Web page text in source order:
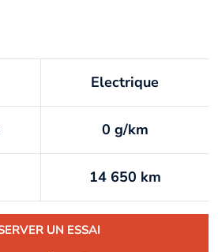
Electrique
0 g/km
14 650 km
UN ESSAI